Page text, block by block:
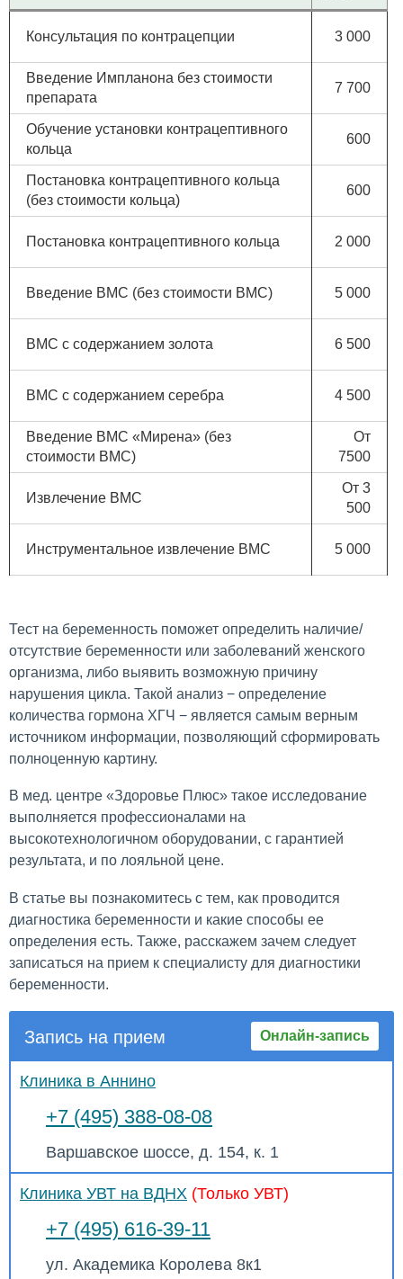
Консультация по контрацепции 3 000
Введение Импланона без стоимости
препарата
7 700
Обучение установки контрацептивного
кольца
600
Постановка контрацептивного кольца
(без стоимости кольца)
600
Постановка контрацептивного кольца 2 000
Введение ВМС (без стоимости ВМС) 5 000
ВМС с содержанием золота 6 500
ВМС с содержанием серебра 4 500
Введение ВМС «Мирена» (без
стоимости ВМС)
От
7500
Извлечение ВМС
От 3
500
Инструментальное извлечение ВМС 5 000
Тест на беременность поможет определить наличие/
отсутствие беременности или заболеваний женского
организма, либо выявить возможную причину
нарушения цикла. Такой анализ − определение
количества гормона ХГЧ − является самым верным
источником информации, позволяющий сформировать
полноценную картину.
В мед. центре «Здоровье Плюс» такое исследование
выполняется профессионалами на
высокотехнологичном оборудовании, с гарантией
результата, и по лояльной цене.
В статье вы познакомитесь с тем, как проводится
диагностика беременности и какие способы ее
определения есть. Также, расскажем зачем следует
записаться на прием к специалисту для диагностики
беременности.
Запись на прием Онлайн-запись
Клиника в Аннино
+7 (495) 388-08-08
Варшавское шоссе, д. 154, к. 1
Клиника УВТ на ВДНХ (Только УВТ)
+7 (495) 616-39-11
ул. Академика Королева 8к1